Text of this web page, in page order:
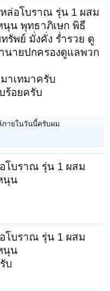
ล่อโบราณ รุ่น 1 ผสม
น พุทธาภิเษก พิธี
รัพย์ มั่งคั่ง ร่ำรวย ดู
นายปกครองดูแลพวก
าเทมาครับ
ร้อยครับ
ายในวันนี้ครับผม
โบราณ รุ่น 1 ผสม
นุน
โบราณ รุ่น 1 ผสม
นุน
บ